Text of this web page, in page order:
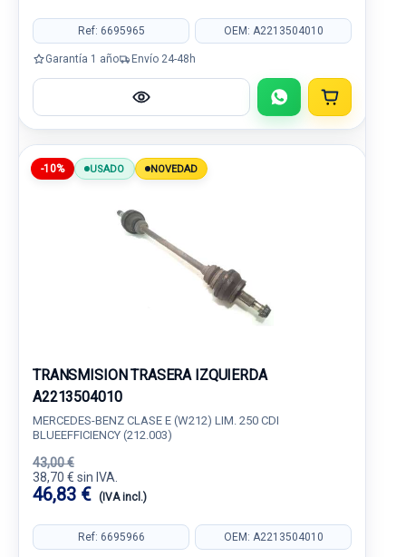
Ref: 6695965 OEM: A2213504010
Garantía 1 año Envío 24-48h
-10% USADO NOVEDAD
TRANSMISION TRASERA IZQUIERDA
A2213504010
MERCEDES-BENZ CLASE E (W212) LIM. 250 CDI
BLUEEFFICIENCY (212.003)
43,00 €
38,70 € sin IVA.
46,83 € (IVA incl.)
Ref: 6695966 OEM: A2213504010